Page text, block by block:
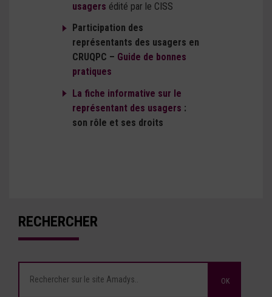
usagers édité par le CISS
Participation des
représentants des usagers en
CRUQPC – Guide de bonnes
pratiques
La fiche informative sur le
représentant des usagers :
son rôle et ses droits
RECHERCHER